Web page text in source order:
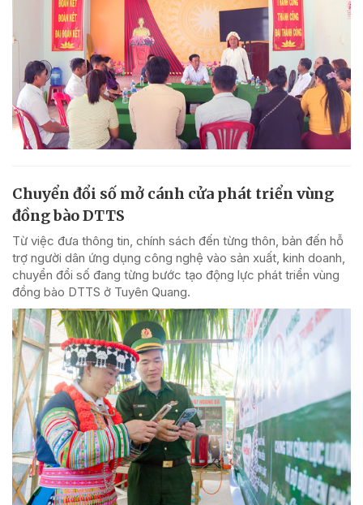
Chuyển đổi số mở cánh cửa phát triển vùng
đồng bào DTTS
Từ việc đưa thông tin, chính sách đến từng thôn, bản đến hỗ
trợ người dân ứng dụng công nghệ vào sản xuất, kinh doanh,
chuyển đổi số đang từng bước tạo động lực phát triển vùng
đồng bào DTTS ở Tuyên Quang.